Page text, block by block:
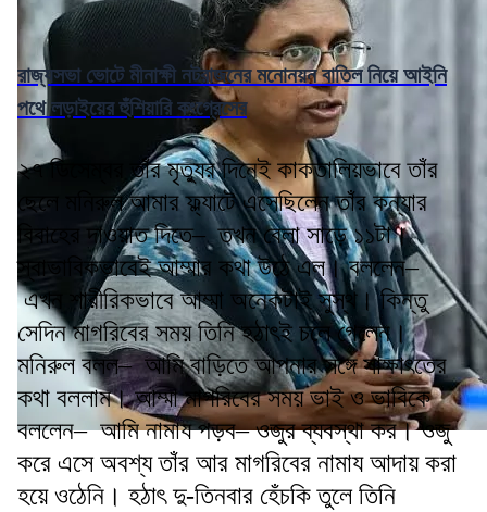
রাজ্যসভা ভোটে মীনাক্ষী নটরাজনের মনোনয়ন বাতিল নিয়ে আইনি
পথে লড়াইয়ের হুঁশিয়ারি কংগ্রেসের
২৭ ডিসেম্বর তাঁর মৃত্যুর দিনেই কাকতালিয়ভাবে তাঁর
ছেলে মনিরুল আমার ফ্ল্যাটে এসেছিলেন তাঁর কন্যার
বিবাহের দাওয়াত দিতে– তখন বেলা সাড়ে ১১টা।
স্বাভাবিকভাবেই আম্মার কথা উঠে এল। বললেন–
এখন শারীরিকভাবে আম্মা অনেকটাই সুস্থ। কিন্তু
সেদিন মাগরিবের সময় তিনি হঠাৎই চলে গেলেন।
মনিরুল বলল– আমি বাড়িতে আপনার সঙ্গে সাক্ষাৎতের
কথা বললাম। আম্মা মাগরিবের সময় ভাই ও ভাবিকে
বললেন– আমি নামায পড়ব– ওজুর ব্যবস্থা কর। ওজু
করে এসে অবশ্য তাঁর আর মাগরিবের নামায আদায় করা
হয়ে ওঠেনি। হঠাৎ দু-তিনবার হেঁচকি তুলে তিনি